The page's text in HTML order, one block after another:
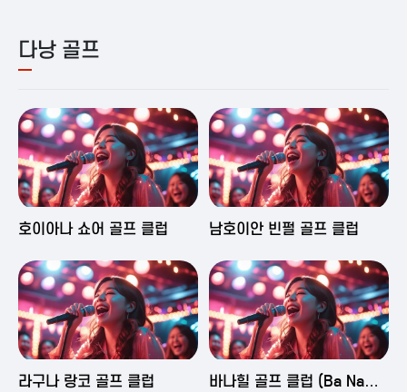
다낭 골프
2025-06-03 16:43
호이아나 쇼어 골프 클럽 2025-06-03 15:09
남호이안 빈펄 골프 클럽
2025-06-03 15:05
라구나 랑코 골프 클럽 2025-06-03 14:58
바나힐 골프 클럽 (Ba Na